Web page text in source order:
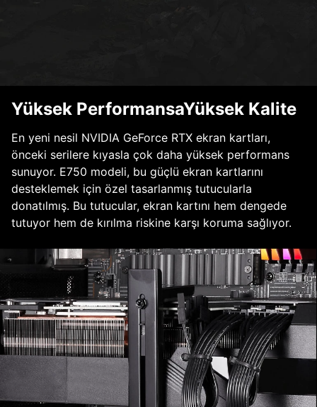
Yüksek PerformansaYüksek Kalite
En yeni nesil NVIDIA GeForce RTX ekran kartları,
önceki serilere kıyasla çok daha yüksek performans
sunuyor. E750 modeli, bu güçlü ekran kartlarını
desteklemek için özel tasarlanmış tutucularla
donatılmış. Bu tutucular, ekran kartını hem dengede
tutuyor hem de kırılma riskine karşı koruma sağlıyor.